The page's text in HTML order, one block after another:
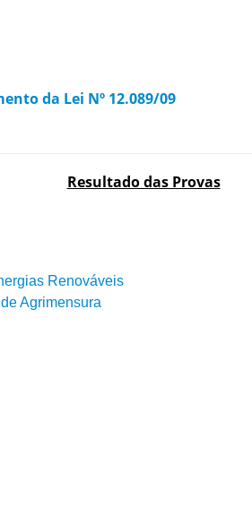
da Lei Nº 12.089/09
Resultado das Provas
Renováveis
Agrimensura